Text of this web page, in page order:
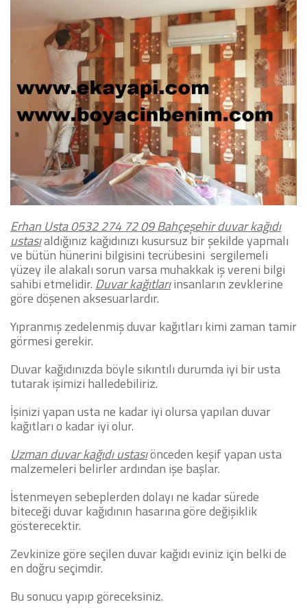
Erhan Usta 0532 274 72 09Bahçeşehir duvar kağıdı
ustasıaldığınız kağıdınızı kusursuz bir şekilde yapmalı
ve bütün hünerini bilgisini tecrübesini sergilemeli
yüzey ile alakalı sorun varsa muhakkak iş vereni bilgi
sahibi etmelidir. Duvar kağıtlarıinsanların zevklerine
göre döşenen aksesuarlardır.
Yıpranmış zedelenmiş duvar kağıtları kimi zaman tamir
görmesi gerekir.
Duvar kağıdınızda böyle sıkıntılı durumda iyi bir usta
tutarak işimizi halledebiliriz.
İşinizi yapan usta ne kadar iyi olursa yapılan duvar
kağıtları o kadar iyi olur.
Uzman duvar kağıdı ustasıönceden keşif yapan usta
malzemeleri belirler ardından işe başlar.
İstenmeyen sebeplerden dolayı ne kadar sürede
biteceği duvar kağıdının hasarına göre değişiklik
gösterecektir.
Zevkinize göre seçilen duvar kağıdı eviniz için belki de
en doğru seçimdir.
Bu sonucu yapıp göreceksiniz.